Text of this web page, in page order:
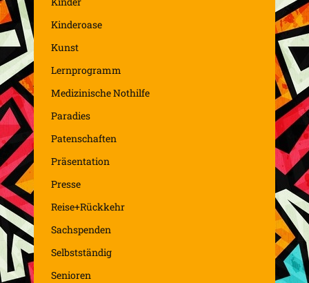
Kinderoase
Kunst
Lernprogramm
Medizinische Nothilfe
Paradies
Patenschaften
Präsentation
Presse
Reise+Rückkehr
Sachspenden
Selbstständig
Senioren